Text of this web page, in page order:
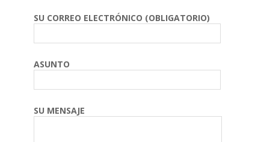
SU CORREO ELECTRÓNICO (OBLIGATORIO)
ASUNTO
SU MENSAJE